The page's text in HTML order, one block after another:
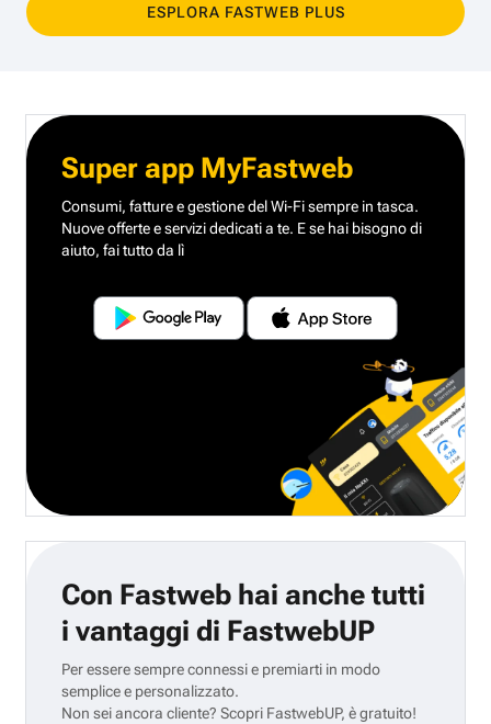
ESPLORA FASTWEB PLUS
Super app MyFastweb
Consumi, fatture e gestione del Wi-Fi sempre in tasca.
Nuove offerte e servizi dedicati a te. E se hai bisogno di
aiuto, fai tutto da lì
Con Fastweb hai anche tutti
i vantaggi di FastwebUP
Per essere sempre connessi e premiarti in modo
semplice e personalizzato.
Non sei ancora cliente? Scopri FastwebUP, è gratuito!